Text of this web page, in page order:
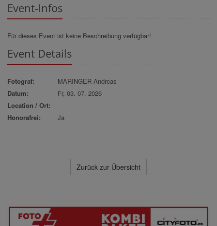
Event-Infos
Für dieses Event ist keine Beschreibung verfügbar!
Event Details
Fotograf:
MARINGER Andreas
Datum:
Fr, 03. 07. 2026
Location / Ort:
Honorafrei:
Ja
Zurück zur Übersicht